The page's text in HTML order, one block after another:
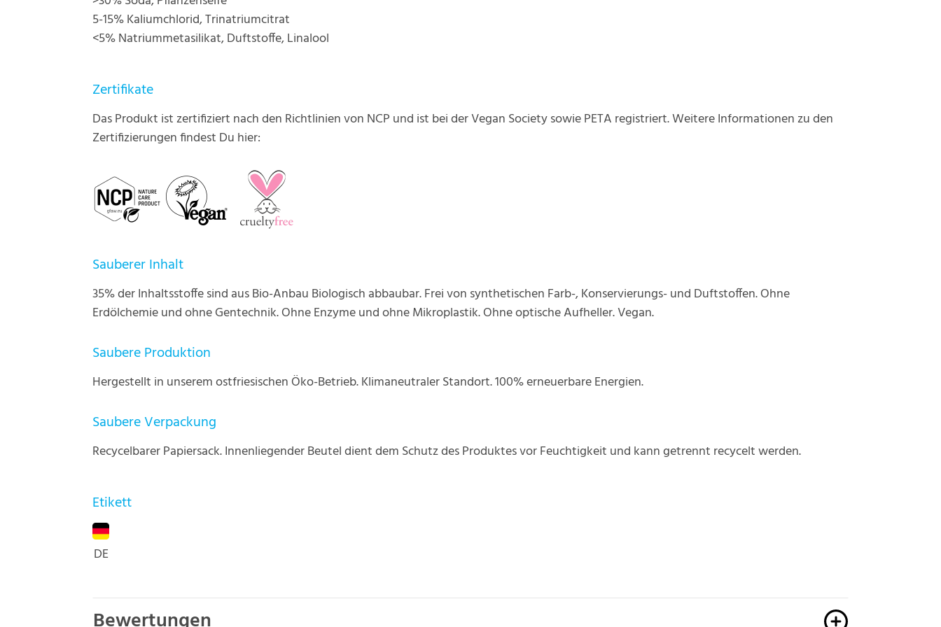
5-15% Kaliumchlorid, Trinatriumcitrat
<5% Natriummetasilikat, Duftstoffe, Linalool
Zertifikate
Das Produkt ist zertifiziert nach den Richtlinien von NCP und ist bei der Vegan Society sowie PETA registriert. Weitere Informationen zu den
Zertifizierungen findest Du hier:
Sauberer Inhalt
35% der Inhaltsstoffe sind aus Bio-Anbau Biologisch abbaubar. Frei von synthetischen Farb-, Konservierungs- und Duftstoffen. Ohne
Erdölchemie und ohne Gentechnik. Ohne Enzyme und ohne Mikroplastik. Ohne optische Aufheller. Vegan.
Saubere Produktion
Hergestellt in unserem ostfriesischen Öko-Betrieb. Klimaneutraler Standort. 100% erneuerbare Energien.
Saubere Verpackung
Recycelbarer Papiersack. Innenliegender Beutel dient dem Schutz des Produktes vor Feuchtigkeit und kann getrennt recycelt werden.
Etikett
DE